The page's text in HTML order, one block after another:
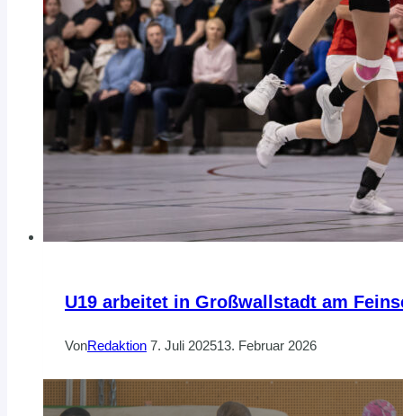
U19 arbeitet in Großwallstadt am
VonRedaktion 7. Juli 202513. Februar 2026